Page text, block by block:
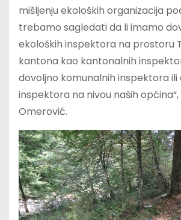
mišljenju ekoloških organizacija
trebamo sagledati da li imamo
ekoloških inspektora na prostoru
kantona kao kantonalnih
dovoljno komunalnih inspektora
inspektora na nivou naših
Omerović.